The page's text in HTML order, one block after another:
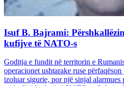
Isuf B. Bajrami:
kufijve të NATO-s
Goditja e fundit në territorin e
operacionet ushtarake ruse
izoluar sigurie, por një sinjal